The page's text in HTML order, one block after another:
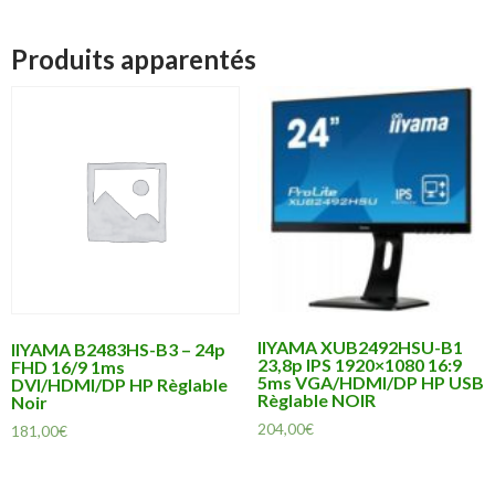
Produits apparentés
IIYAMA B2483HS-B3 – 24p
FHD 16/9 1ms
DVI/HDMI/DP HP Règlable
Noir
181,00€
IIYAMA XUB2492HSU-B1
23,8p IPS 1920×1080 16:9
5ms VGA/HDMI/DP HP USB
Règlable NOIR
204,00€